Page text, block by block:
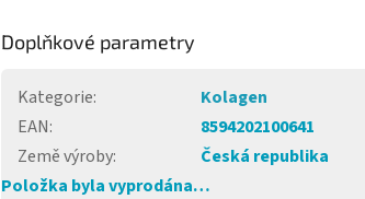
Doplňkové parametry
Kategorie:
Kolagen
EAN:
8594202100641
Země výroby:
Česká republika
Položka byla vyprodána…